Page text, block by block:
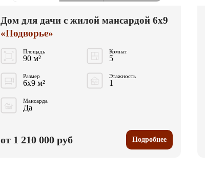
Дом для дачи с жилой мансардой 6x9
«Подворье»
Площадь
90 м²
Комнат
5
Размер
6x9 м²
Этажность
1
Мансарда
Да
от 1 210 000 руб Подробнее